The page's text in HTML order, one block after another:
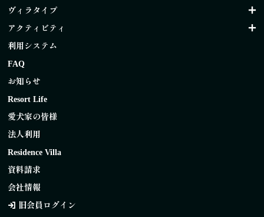
ヴィラタイプ
アクティビティ
利用システム
FAQ
お知らせ
Resort Life
愛犬家の皆様
法人利用
Residence Villa
資料請求
会社情報
旧会員ログイン